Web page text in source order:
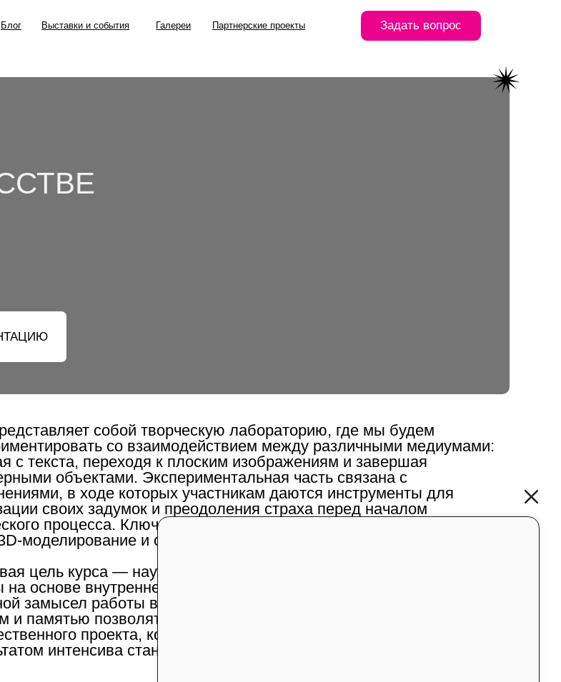
и события Галереи Партнерские проекты Задать вопрос
собой творческую лабораторию, где мы будем
со взаимодействием между различными медиумами:
с текста, переходя к плоским изображениям и завершая
объектами. Экспериментальная часть связана с
в ходе которых участникам даются инструменты для
своих задумок и преодоления страха перед началом
процесса. Ключевое внимание уделяется работе с объемом
моделирование и создание скульптур, масштабных проектов.
цель курса — научить генерировать и преобразовывать идеи и
основе внутреннего индивидуального опыта. Вы протестируете
замысел работы в различных медиумах, а упражнения с
и памятью позволят вычленить идеи для создания
проекта, который в конце будет реализован в объеме.
интенсива станет однодневная выставка.